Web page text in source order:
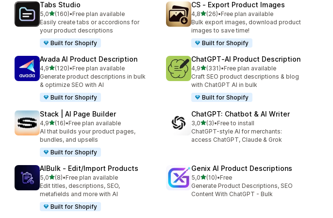
Tabs Studio
5,0de 5 estrelas
(160)
160 total de avaliações
•Free plan available
Easily create tabs or accordions for
your product descriptions
Built for Shopify
CS ‑ Export Product Images
4,8de 5 estrelas
(26)
26 total de avaliações
•Free plan available
Bulk export images, download product
images to save time!
Built for Shopify
Avada AI Product Description
4,9de 5 estrelas
(120)
120 total de avaliações
•Free plan available
Generate product descriptions in bulk
& optimize SEO with AI
Built for Shopify
ChatGPT‑AI Product Description
4,9de 5 estrelas
(331)
331 total de avaliações
•Free plan available
Craft SEO product descriptions & blog
with ChatGPT AI in bulk
Built for Shopify
Stack | AI Page Builder
4,9de 5 estrelas
(16)
16 total de avaliações
•Free plan available
AI that builds your product pages,
bundles, and upsells
Built for Shopify
ChatGPT: Chatbot & AI Writer
3,0de 5 estrelas
(3)
3 total de avaliações
•Free to install
ChatGPT-style AI for merchants:
access ChatGPT, Claude & Grok
AIBulk ‑ Edit/Import Products
5,0de 5 estrelas
(8)
8 total de avaliações
•Free plan available
Edit titles, descriptions, SEO,
metafields and more with AI
Built for Shopify
Genix AI Product Descriptions
5,0de 5 estrelas
(10)
10 total de avaliações
•Free
Generate Product Descriptions, SEO
Content With ChatGPT - Bulk